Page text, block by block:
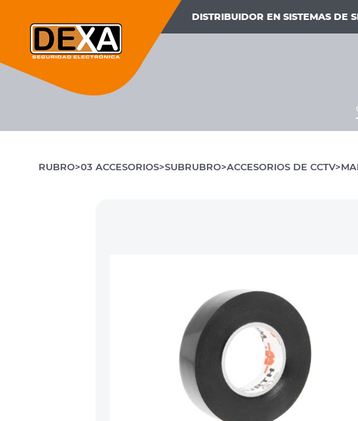
DISTRIBUIDOR EN SISTEMAS DE
RUBRO 03 ACCESORIOS SUBRUBRO ACCESORIOS DE CCTV